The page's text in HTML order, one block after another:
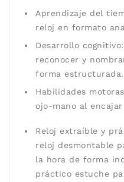
Aprendizaje del
reloj en formato
Desarrollo
reconocer y
forma estructurada.
Habilidades
ojo-mano al
Reloj extraíble y
reloj desmontable
la hora de forma
práctico estuche